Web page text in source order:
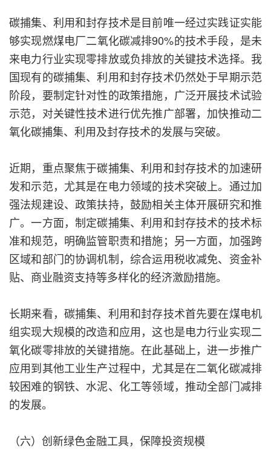
碳捕集、利用和封存技术是目前唯一经过实践证实能
够实现燃煤电厂二氧化碳减排90%的技术手段，是未
来电力行业实现零排放或负排放的关键技术选择。我
国现有的碳捕集、利用和封存技术仍然处于早期示范
阶段，要制定针对性的政策措施，广泛开展技术试验
示范，对关键性技术进行优先推广部署，加快推动二
氧化碳捕集、利用及封存技术的发展与突破。
近期，重点聚焦于碳捕集、利用和封存技术的加速研
发和示范，尤其是在电力领域的技术突破上。通过加
强法规建设、政策扶持，鼓励相关主体开展研究和推
广。一方面，制定碳捕集、利用和封存技术的技术标
准和规范，明确监管职责和措施；另一方面，加强跨
区域和部门的协调机制，综合运用税收减免、资金补
贴、商业融资支持等多样化的经济激励措施。
长期来看，碳捕集、利用和封存技术首先要在煤电机
组实现大规模的改造和应用，这也是电力行业实现二
氧化碳零排放的关键措施。在此基础上，进一步推广
应用到其他工业生产过程中，尤其是在二氧化碳减排
较困难的钢铁、水泥、化工等领域，推动全部门减排
的发展。
（六）创新绿色金融工具，保障投资规模